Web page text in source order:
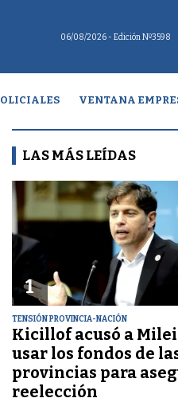
06/08/2026 - Edición Nº3598
VENTANA
LAS MÁS LEÍDAS
1
TENSIÓN PROVINCIA-NACIÓN
Kicillof acusó a
usar los fondos de
provincias para
reelección